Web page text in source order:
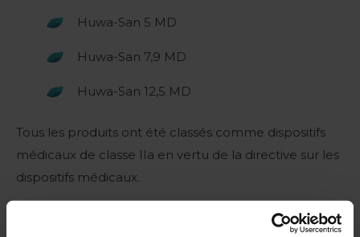
Huwa-San 5 MD
Huwa-San 7,9 MD
Huwa-San 12,5 MD
Tous les produits ont été classés comme dispositifs
médicaux de classe IIa en vertu de la directive sur les
dispositifs médicaux.
Règlement sur les dispositifs médicaux